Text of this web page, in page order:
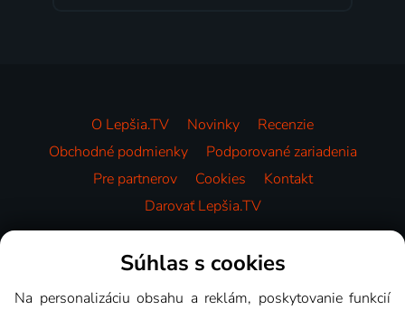
O Lepšia.TV Novinky
Recenzie
Obchodné podmienky
Podporované zariadenia
Pre partnerov
Cookies
Kontakt
Darovať Lepšia.TV
Videotéka
Súhlas s cookies
Na personalizáciu obsahu a reklám, poskytovanie funkcií